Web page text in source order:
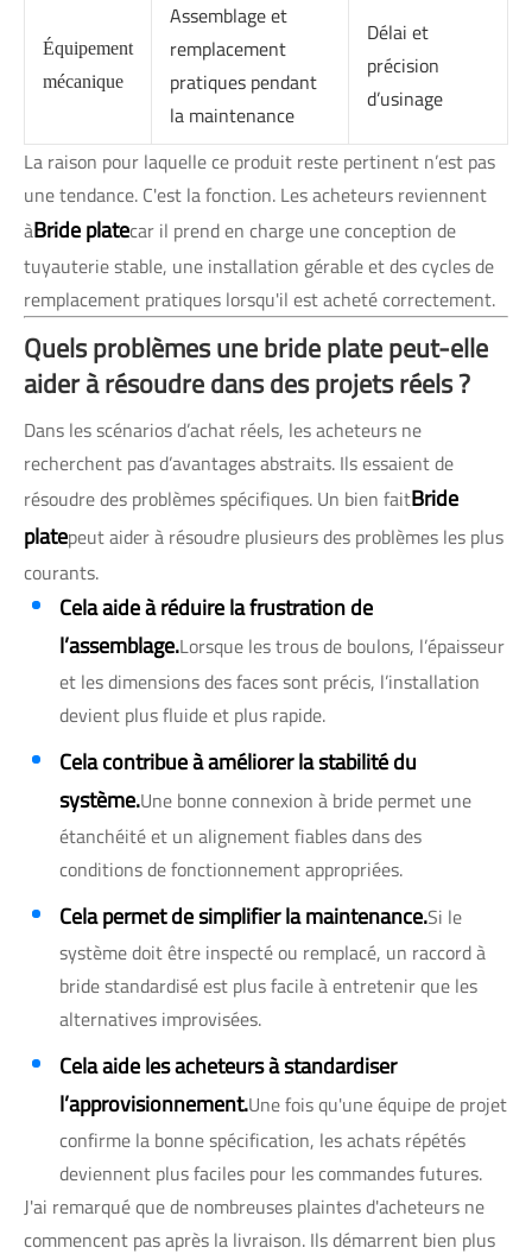
Équipement
mécanique
Assemblage et
remplacement
pratiques pendant
la maintenance
Délai et
précision
d’usinage
La raison pour laquelle ce produit reste pertinent n’est pas
une tendance. C'est la fonction. Les acheteurs reviennent
àBride platecar il prend en charge une conception de
tuyauterie stable, une installation gérable et des cycles de
remplacement pratiques lorsqu'il est acheté correctement.
Quels problèmes une bride plate peut-elle
aider à résoudre dans des projets réels ?
Dans les scénarios d’achat réels, les acheteurs ne
recherchent pas d’avantages abstraits. Ils essaient de
résoudre des problèmes spécifiques. Un bien faitBride
platepeut aider à résoudre plusieurs des problèmes les plus
courants.
Cela aide à réduire la frustration de
l’assemblage.Lorsque les trous de boulons, l’épaisseur
et les dimensions des faces sont précis, l’installation
devient plus fluide et plus rapide.
Cela contribue à améliorer la stabilité du
système.Une bonne connexion à bride permet une
étanchéité et un alignement fiables dans des
conditions de fonctionnement appropriées.
Cela permet de simplifier la maintenance.Si le
système doit être inspecté ou remplacé, un raccord à
bride standardisé est plus facile à entretenir que les
alternatives improvisées.
Cela aide les acheteurs à standardiser
l’approvisionnement.Une fois qu'une équipe de projet
confirme la bonne spécification, les achats répétés
deviennent plus faciles pour les commandes futures.
J'ai remarqué que de nombreuses plaintes d'acheteurs ne
commencent pas après la livraison. Ils démarrent bien plus